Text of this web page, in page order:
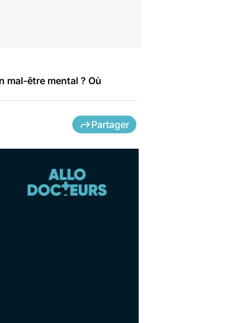
mal-être mental ? Où
Partager